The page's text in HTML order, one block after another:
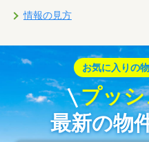
情報の見方
お気に入りの
プッ
最新の物